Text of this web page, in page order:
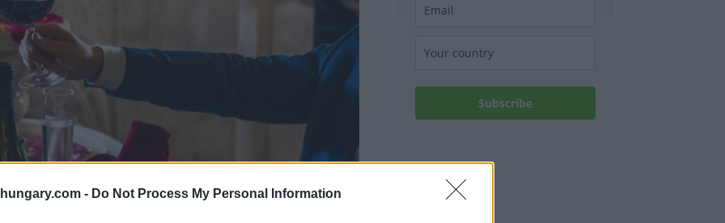
- Do Not Process My Personal Information
Subscribe